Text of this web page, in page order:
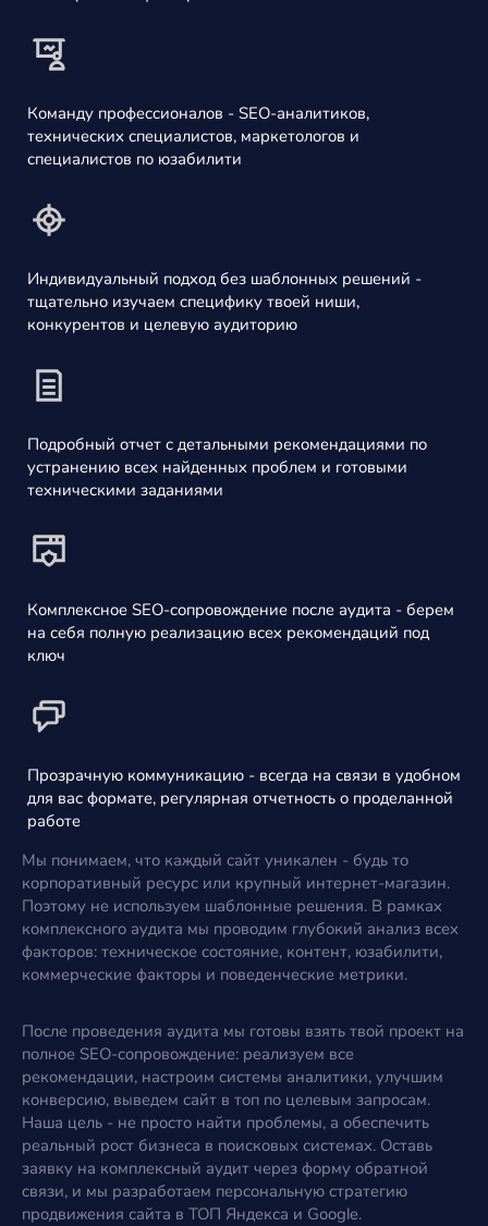
Команду профессионалов - SEO-аналитиков,
технических специалистов, маркетологов и
специалистов по юзабилити
Индивидуальный подход без шаблонных решений -
тщательно изучаем специфику твоей ниши,
конкурентов и целевую аудиторию
Подробный отчет с детальными рекомендациями по
устранению всех найденных проблем и готовыми
техническими заданиями
Комплексное SEO-сопровождение после аудита - берем
на себя полную реализацию всех рекомендаций под
ключ
Прозрачную коммуникацию - всегда на связи в удобном
для вас формате, регулярная отчетность о проделанной
работе
Мы понимаем, что каждый сайт уникален - будь то
корпоративный ресурс или крупный интернет-магазин.
Поэтому не используем шаблонные решения. В рамках
комплексного аудита мы проводим глубокий анализ всех
факторов: техническое состояние, контент, юзабилити,
коммерческие факторы и поведенческие метрики.
После проведения аудита мы готовы взять твой проект на
полное SEO-сопровождение: реализуем все
рекомендации, настроим системы аналитики, улучшим
конверсию, выведем сайт в топ по целевым запросам.
Наша цель - не просто найти проблемы, а обеспечить
реальный рост бизнеса в поисковых системах. Оставь
заявку на комплексный аудит через форму обратной
связи, и мы разработаем персональную стратегию
продвижения сайта в ТОП Яндекса и Google.